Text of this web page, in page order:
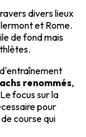
divers lieux
et Rome.
de fond mais
renommés,
focus sur la
pour
course qui